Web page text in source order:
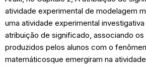
atividade experimental de modelagem
uma atividade experimental
atribuição de significado, associando
produzidos pelos alunos com o
matemáticosque emergiram na